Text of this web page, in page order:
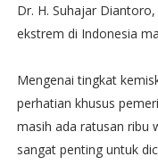
Dr. H. Suhajar
ekstrem di Indonesia
Mengenai tingkat
perhatian khusus
masih ada ratusan ribu
sangat penting untuk